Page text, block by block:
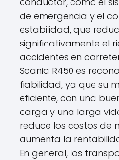
de emergencia y el
estabilidad, que
significativamente el
accidentes en
Scania R450 es
fiabilidad, ya que su
eficiente, con una
carga y una larga
reduce los costos de
aumenta la
En general, los